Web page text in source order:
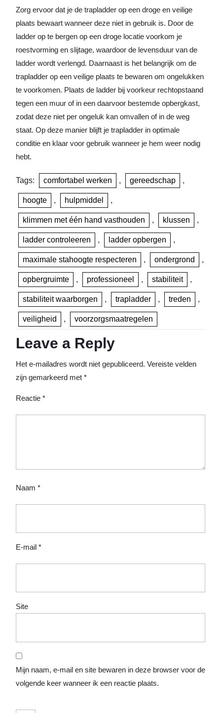
Zorg ervoor dat je de trapladder op een droge en veilige
plaats bewaart wanneer deze niet in gebruik is. Door de
ladder op te bergen op een droge locatie voorkom je
roestvorming en slijtage, waardoor de levensduur van de
ladder wordt verlengd. Daarnaast is het belangrijk om de
trapladder op een veilige plaats te bewaren om ongelukken
te voorkomen. Plaats de ladder bij voorkeur rechtopstaand
tegen een muur of in een daarvoor bestemde opbergkast,
zodat deze niet per ongeluk kan omvallen of in de weg
staat. Op deze manier blijft je trapladder in optimale
conditie en klaar voor gebruik wanneer je hem weer nodig
hebt.
Tags: comfortabel werken , gereedschap ,
hoogte , hulpmiddel ,
klimmen met één hand vasthouden , klussen ,
ladder controleeren , ladder opbergen ,
maximale stahoogte respecteren , ondergrond ,
opbergruimte , professioneel , stabiliteit ,
stabiliteit waarborgen , trapladder , treden ,
veiligheid , voorzorgsmaatregelen
Leave a Reply
Het e-mailadres wordt niet gepubliceerd. Vereiste velden
zijn gemarkeerd met *
Reactie *
Naam *
E-mail *
Site
Mijn naam, e-mail en site bewaren in deze browser voor de
volgende keer wanneer ik een reactie plaats.